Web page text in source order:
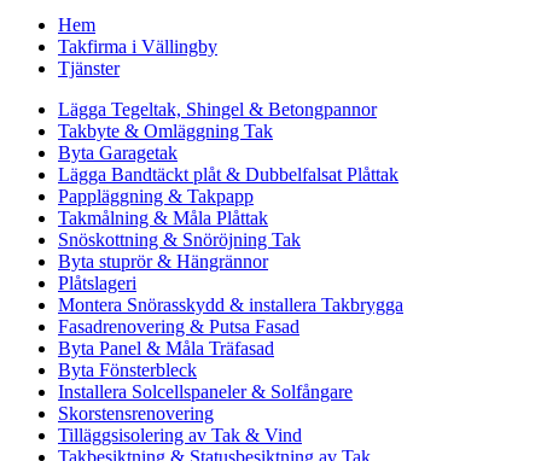
Hem
Takfirma i Vällingby
Tjänster
Lägga Tegeltak, Shingel & Betongpannor
Takbyte & Omläggning Tak
Byta Garagetak
Lägga Bandtäckt plåt & Dubbelfalsat Plåttak
Pappläggning & Takpapp
Takmålning & Måla Plåttak
Snöskottning & Snöröjning Tak
Byta stuprör & Hängrännor
Plåtslageri
Montera Snörasskydd & installera Takbrygga
Fasadrenovering & Putsa Fasad
Byta Panel & Måla Träfasad
Byta Fönsterbleck
Installera Solcellspaneler & Solfångare
Skorstensrenovering
Tilläggsisolering av Tak & Vind
Takbesiktning & Statusbesiktning av Tak